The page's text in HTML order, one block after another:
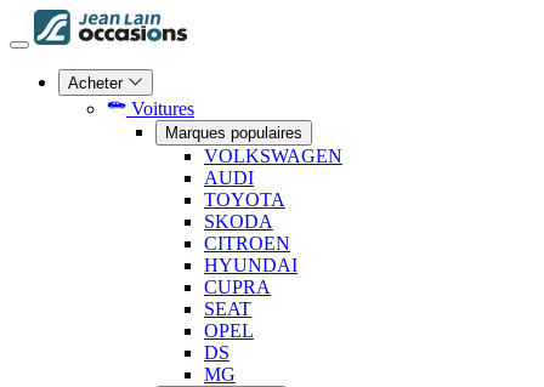
Acheter
Voitures
Marques populaires
VOLKSWAGEN
AUDI
TOYOTA
SKODA
CITROEN
HYUNDAI
CUPRA
SEAT
OPEL
DS
MG